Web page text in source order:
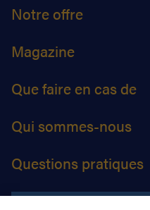
Notre offre
Magazine
Que faire en cas de
Qui sommes-nous
Questions pratiques